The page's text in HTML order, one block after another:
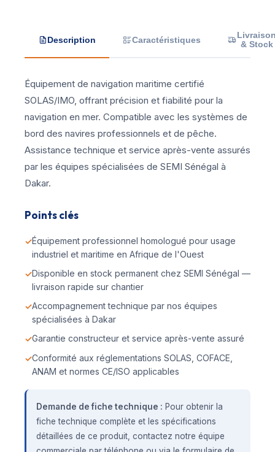
Description Caractéristiques
& Stock
Équipement de navigation maritime certifié
SOLAS/IMO, offrant précision et fiabilité pour la
navigation en mer. Compatible avec les systèmes de
bord des navires professionnels et de pêche.
Assistance technique et service après-vente assurés
par les équipes spécialisées de SEMI Sénégal à
Dakar.
Points clés
Équipement professionnel homologué pour usage
industriel et maritime en Afrique de l'Ouest
Disponible en stock permanent chez SEMI Sénégal —
livraison rapide sur chantier
Accompagnement technique par nos équipes
spécialisées à Dakar
Garantie constructeur et service après-vente assuré
Conformité aux réglementations SOLAS, COFACE,
ANAM et normes CE/ISO applicables
Demande de fiche technique : Pour obtenir la
fiche technique complète et les spécifications
détaillées de ce produit, contactez notre équipe